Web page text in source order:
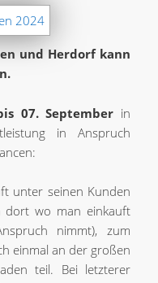
und Herdorf kann
07. September in
in Anspruch
unter seinen Kunden
dort wo man einkauft
nimmt), zum
einmal an der großen
teil. Bei letzterer